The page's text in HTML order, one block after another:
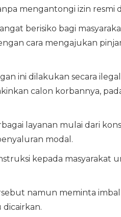
mengantongi izin resmi
berisiko bagi
cara mengajukan
ini dilakukan secara
calon korbannya,
layanan mulai dari
modal.
kepada masyarakat
namun meminta imbal
dicairkan.